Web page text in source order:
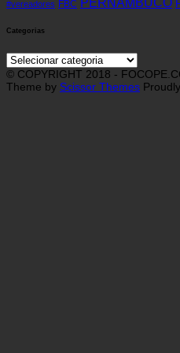
#vereadores FBC
Categorias
Categorias
© COPYRIGHT 2018 -
Theme by Scissor Themes